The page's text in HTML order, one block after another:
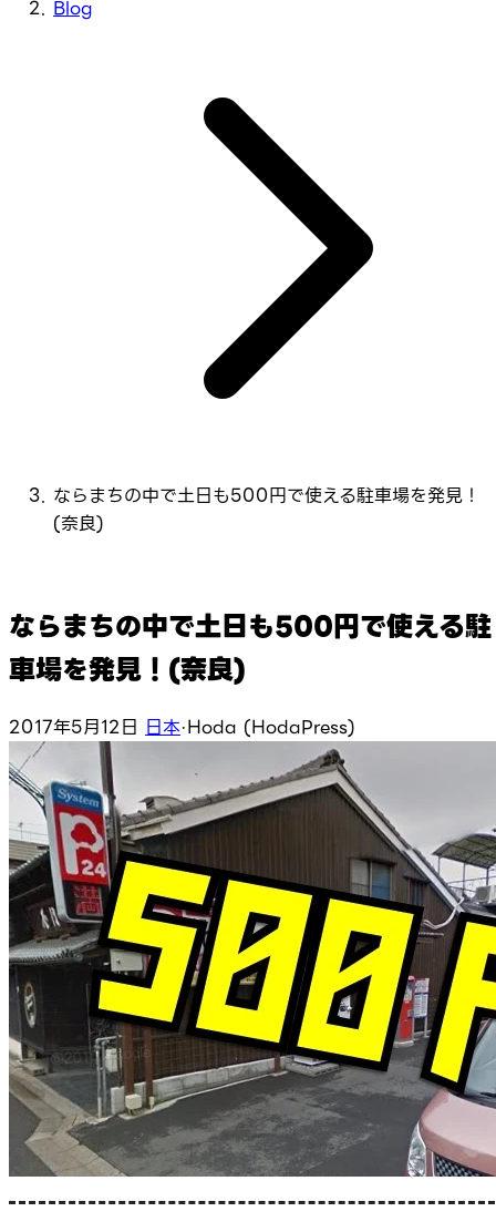
Blog
ならまちの中で土日も500円で使える駐車場を発見！
(奈良)
ならまちの中で土日も500円で使える駐
車場を発見！(奈良)
2017年5月12日 日本·Hoda (HodaPress)